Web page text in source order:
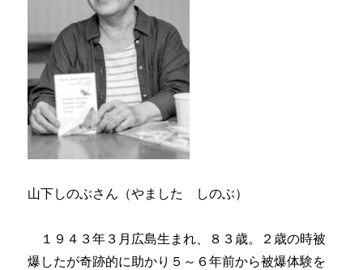
山下しのぶさん（やました しのぶ）
１９４３年３月広島生まれ、８３歳。２歳の時被
爆したが奇跡的に助かり５～６年前から被爆体験を